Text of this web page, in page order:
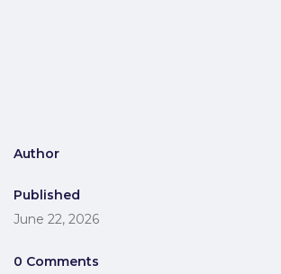
Author
Published
June 22, 2026
0 Comments